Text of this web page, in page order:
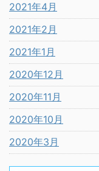
2021年4月
2021年2月
2021年1月
2020年12月
2020年11月
2020年10月
2020年3月